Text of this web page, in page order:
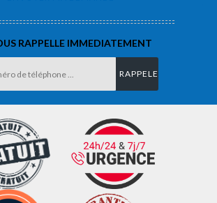
RAPPELLE IMMEDIATEMENT